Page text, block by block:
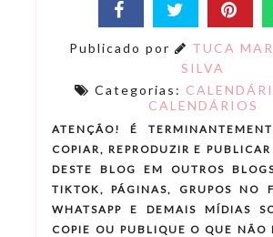
Publicado por
TUCA
SILVA
Categorias:
CALENDÁRIOS
ATENÇÃO! É
COPIAR, REPRODUZIR E
DESTE BLOG EM OUTROS
TIKTOK, PÁGINAS, GRUPOS NO
WHATSAPP E DEMAIS MÍDIAS
COPIE OU PUBLIQUE O QUE NÃO